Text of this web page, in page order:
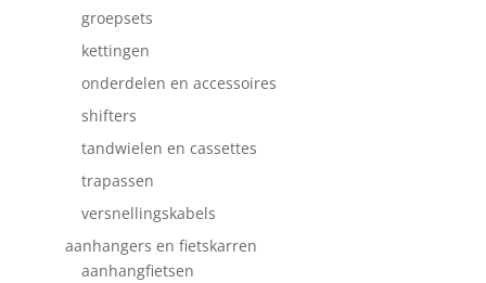
groepsets
kettingen
onderdelen en accessoires
shifters
tandwielen en cassettes
trapassen
versnellingskabels
aanhangers en fietskarren
aanhangfietsen